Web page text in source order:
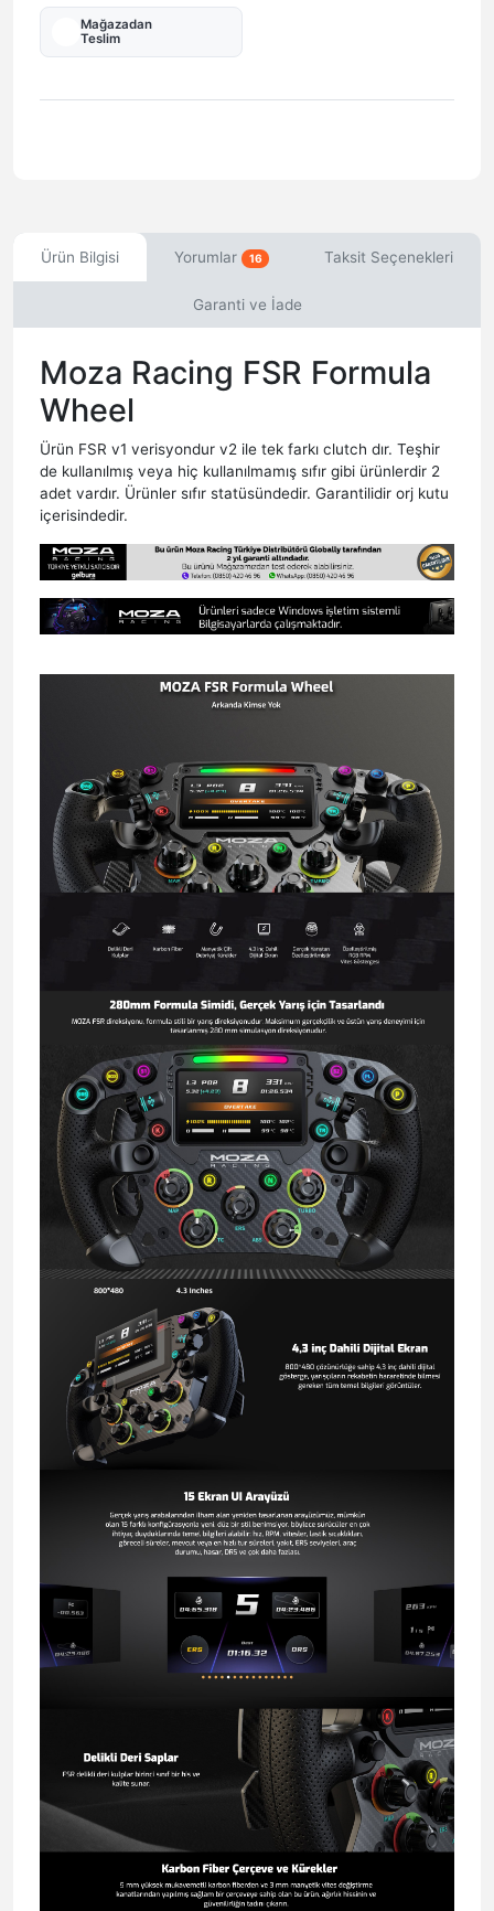
Mağazadan
Teslim
Ürün Bilgisi Yorumlar 16 Taksit Seçenekleri
Garanti ve İade
Moza Racing FSR Formula
Wheel
Ürün FSR v1 verisyondur v2 ile tek farkı clutch dır. Teşhir
de kullanılmış veya hiç kullanılmamış sıfır gibi ürünlerdir 2
adet vardır. Ürünler sıfır statüsündedir. Garantilidir orj kutu
içerisindedir.